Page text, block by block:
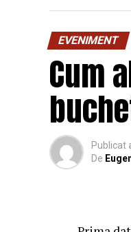
EVENIMENT
Cum
Publicat
De